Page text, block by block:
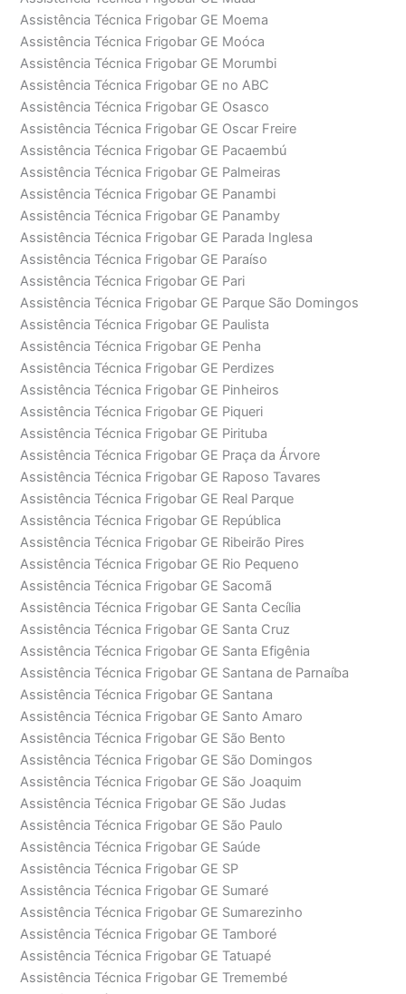
Assistência Técnica Frigobar GE Moema
Assistência Técnica Frigobar GE Moóca
Assistência Técnica Frigobar GE Morumbi
Assistência Técnica Frigobar GE no ABC
Assistência Técnica Frigobar GE Osasco
Assistência Técnica Frigobar GE Oscar Freire
Assistência Técnica Frigobar GE Pacaembú
Assistência Técnica Frigobar GE Palmeiras
Assistência Técnica Frigobar GE Panambi
Assistência Técnica Frigobar GE Panamby
Assistência Técnica Frigobar GE Parada Inglesa
Assistência Técnica Frigobar GE Paraíso
Assistência Técnica Frigobar GE Pari
Assistência Técnica Frigobar GE Parque São Domingos
Assistência Técnica Frigobar GE Paulista
Assistência Técnica Frigobar GE Penha
Assistência Técnica Frigobar GE Perdizes
Assistência Técnica Frigobar GE Pinheiros
Assistência Técnica Frigobar GE Piqueri
Assistência Técnica Frigobar GE Pirituba
Assistência Técnica Frigobar GE Praça da Árvore
Assistência Técnica Frigobar GE Raposo Tavares
Assistência Técnica Frigobar GE Real Parque
Assistência Técnica Frigobar GE República
Assistência Técnica Frigobar GE Ribeirão Pires
Assistência Técnica Frigobar GE Rio Pequeno
Assistência Técnica Frigobar GE Sacomã
Assistência Técnica Frigobar GE Santa Cecília
Assistência Técnica Frigobar GE Santa Cruz
Assistência Técnica Frigobar GE Santa Efigênia
Assistência Técnica Frigobar GE Santana de Parnaíba
Assistência Técnica Frigobar GE Santana
Assistência Técnica Frigobar GE Santo Amaro
Assistência Técnica Frigobar GE São Bento
Assistência Técnica Frigobar GE São Domingos
Assistência Técnica Frigobar GE São Joaquim
Assistência Técnica Frigobar GE São Judas
Assistência Técnica Frigobar GE São Paulo
Assistência Técnica Frigobar GE Saúde
Assistência Técnica Frigobar GE SP
Assistência Técnica Frigobar GE Sumaré
Assistência Técnica Frigobar GE Sumarezinho
Assistência Técnica Frigobar GE Tamboré
Assistência Técnica Frigobar GE Tatuapé
Assistência Técnica Frigobar GE Tremembé